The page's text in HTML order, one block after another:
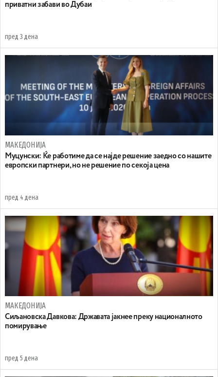
приватни забави во Дубаи
пред 3 дена
МАКЕДОНИЈА
Муцунски: Ќе работиме да се најде решение заедно со нашите
европски партнери, но не решение по секоја цена
пред 4 дена
МАКЕДОНИЈА
Сиљановска Давкова: Државата јакнее преку националното
помирување
пред 5 дена